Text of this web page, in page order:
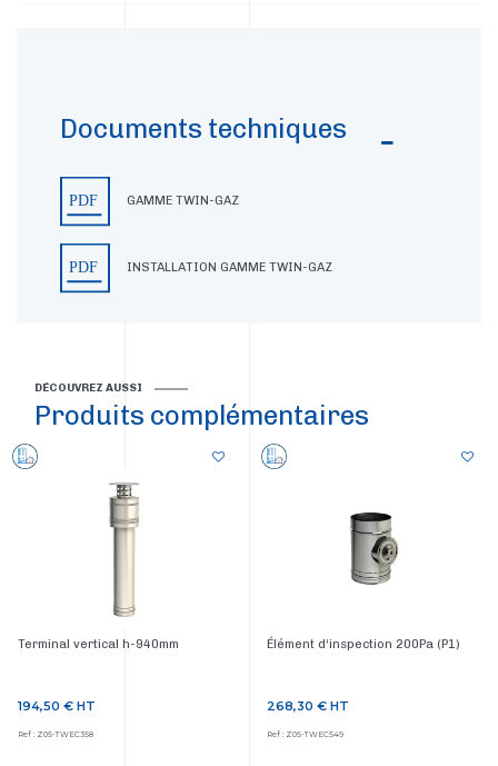
Documents techniques
GAMME TWIN-GAZ
INSTALLATION GAMME TWIN-GAZ
DÉCOUVREZ AUSSI
Produits complémentaires
Terminal vertical h-940mm
Prix
194,50 € HT
Ref : Z05-TWEC358
Élément d‘inspection 200Pa (P1)
Prix
268,30 € HT
Ref : Z05-TWEC549